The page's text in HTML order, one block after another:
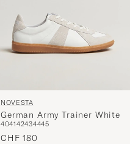
NOVESTA
German Army Trainer White
404142434445
CHF 180